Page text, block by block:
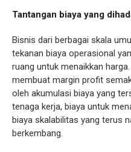
Tantangan biaya yang
Bisnis dari berbagai skala
tekanan biaya operasional
ruang untuk menaikkan
membuat margin profit
oleh akumulasi biaya yang
tenaga kerja, biaya untuk
biaya skalabilitas yang terus
berkembang.